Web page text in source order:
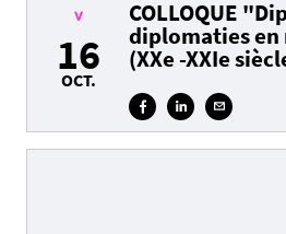
>
16
OCT.
COLLOQUE
diplomaties
(XXe -XXIe